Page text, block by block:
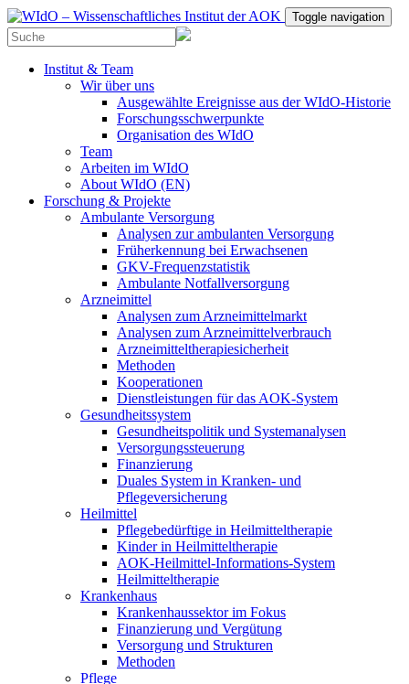
Toggle navigation
Institut & Team
Wir über uns
Ausgewählte Ereignisse aus der WIdO-Historie
Forschungsschwerpunkte
Organisation des WIdO
Team
Arbeiten im WIdO
About WIdO (EN)
Forschung & Projekte
Ambulante Versorgung
Analysen zur ambulanten Versorgung
Früherkennung bei Erwachsenen
GKV-Frequenzstatistik
Ambulante Notfallversorgung
Arzneimittel
Analysen zum Arzneimittelmarkt
Analysen zum Arzneimittelverbrauch
Arzneimitteltherapiesicherheit
Methoden
Kooperationen
Dienstleistungen für das AOK-System
Gesundheitssystem
Gesundheitspolitik und Systemanalysen
Versorgungssteuerung
Finanzierung
Duales System in Kranken- und
Pflegeversicherung
Heilmittel
Pflegebedürftige in Heilmitteltherapie
Kinder in Heilmitteltherapie
AOK-Heilmittel-Informations-System
Heilmitteltherapie
Krankenhaus
Krankenhaussektor im Fokus
Finanzierung und Vergütung
Versorgung und Strukturen
Methoden
Pflege